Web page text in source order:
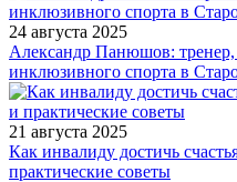
24 августа 2025
Александр Панюшов:
инклюзивного спорта в
21 августа 2025
Как инвалиду достичь
практические советы